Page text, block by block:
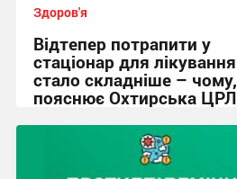
Здоров'я
Відтепер потрапити у
стаціонар для лікування
стало складніше – чому,
пояснює Охтирська ЦРЛ